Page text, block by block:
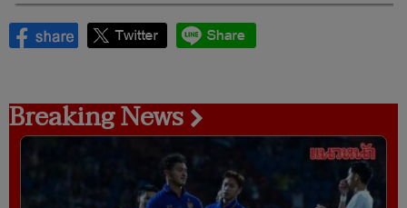
Breaking News